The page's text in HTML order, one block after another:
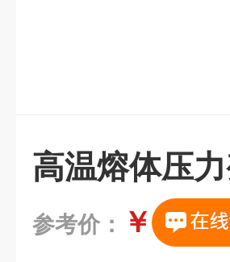
高温熔体压
参考价： ￥